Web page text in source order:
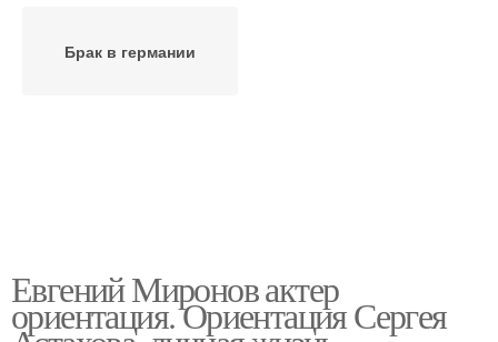
Брак в германии
Евгений Миронов актер
ориентация. Ориентация Сергея